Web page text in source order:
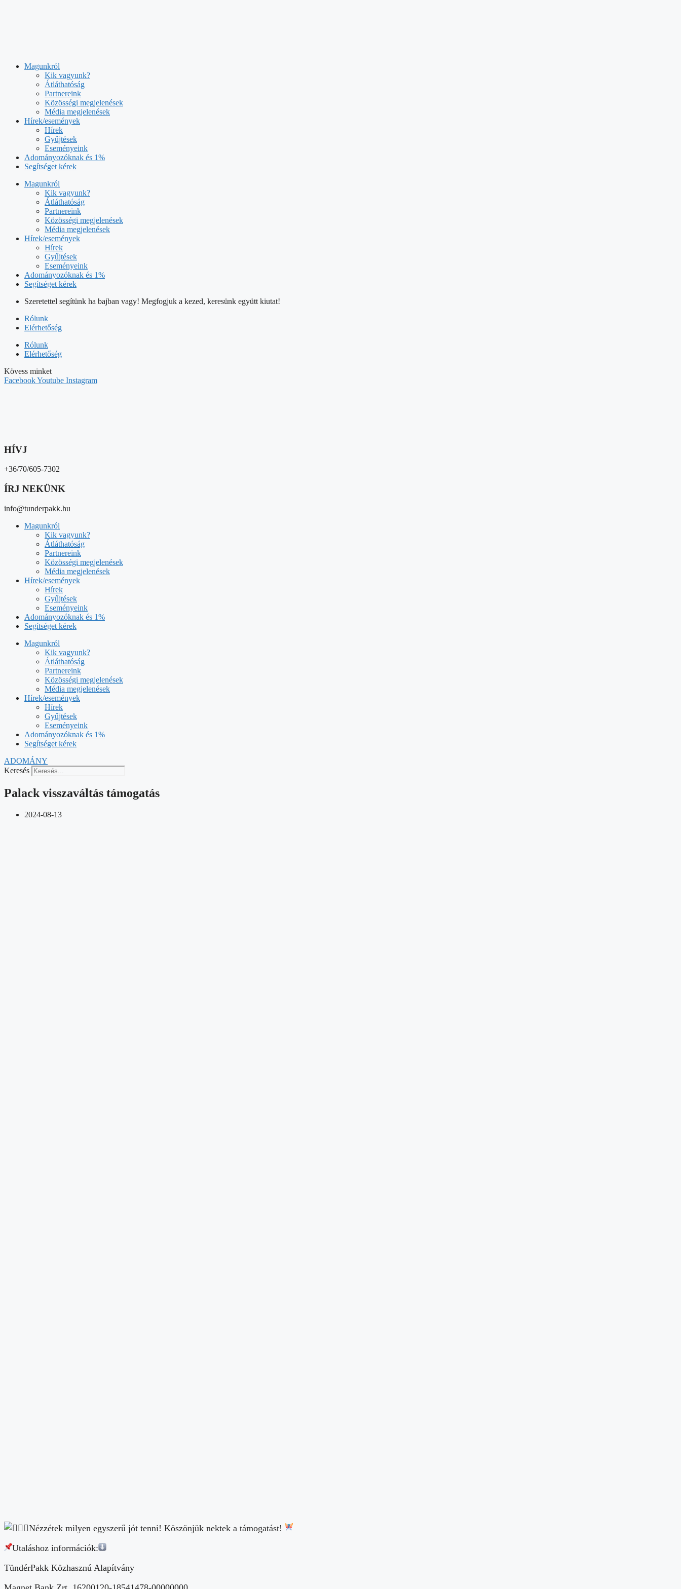
Magunkról
Kik vagyunk?
Átláthatóság
Partnereink
Közösségi megjelenések
Média megjelenések
Hírek/események
Hírek
Gyűjtések
Eseményeink
Adományozóknak és 1%
Segítséget kérek
Magunkról
Kik vagyunk?
Átláthatóság
Partnereink
Közösségi megjelenések
Média megjelenések
Hírek/események
Hírek
Gyűjtések
Eseményeink
Adományozóknak és 1%
Segítséget kérek
Szeretettel segítünk ha bajban vagy! Megfogjuk a kezed, keresünk együtt kiutat!
Rólunk
Elérhetőség
Rólunk
Elérhetőség
Kövess minket
FacebookYoutube Instagram
HÍVJ
+36/70/605-7302
ÍRJ NEKÜNK
info@tunderpakk.hu
Magunkról
Kik vagyunk?
Átláthatóság
Partnereink
Közösségi megjelenések
Média megjelenések
Hírek/események
Hírek
Gyűjtések
Eseményeink
Adományozóknak és 1%
Segítséget kérek
Magunkról
Kik vagyunk?
Átláthatóság
Partnereink
Közösségi megjelenések
Média megjelenések
Hírek/események
Hírek
Gyűjtések
Eseményeink
Adományozóknak és 1%
Segítséget kérek
ADOMÁNY
Keresés
Palack visszaváltás támogatás
2024-08-13
Nézzétek milyen egyszerű jót tenni! Köszönjük nektek a támogatást!
Utaláshoz információk:
TündérPakk Közhasznú Alapítvány